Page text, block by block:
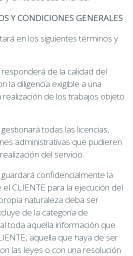
Y CONDICIONES GENERALES
en los siguientes términos y
responderá de la calidad del
la diligencia exigible a una
de los trabajos objeto
gestionará todas las licencias,
administrativas que pudieren
del servicio.
guardará confidencialmente la
CLIENTE para la ejecución del
naturaleza deba ser
de la categoría de
toda aquella información que
aquella que haya de ser
las leyes o con una resolución